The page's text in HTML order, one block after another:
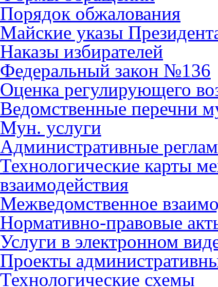
Порядок обжалования
Майские указы
Наказы избирателей
Федеральный закон №136
Оценка регулирующего
Ведомственные перечни
Мун. услуги
Административные
Технологические карты
взаимодействия
Межведомственное
Нормативно-правовые
Услуги в электронном
Проекты
Технологические схемы